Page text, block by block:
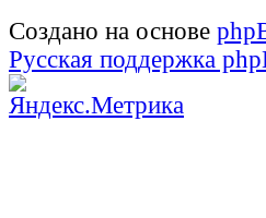
Создано на основе
Русская поддержка